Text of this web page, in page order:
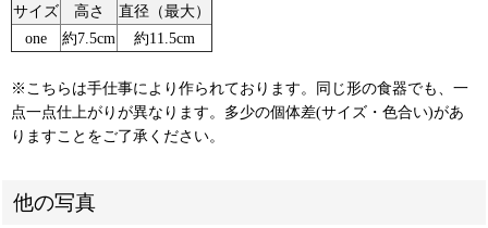
サイズ
高さ
直径（最大）
one
約7.5cm 約11.5cm
※こちらは手仕事により作られております。同じ形の食器でも、一
点一点仕上がりが異なります。多少の個体差(サイズ・色合い)があ
りますことをご了承ください。
他の写真